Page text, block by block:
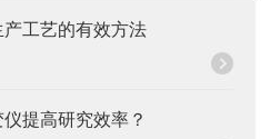
工艺的有效方法
提高研究效率？